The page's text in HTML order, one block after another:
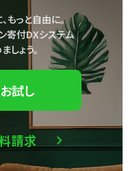
もっと自由に。
寄付DXシステム
しょう。
試し
請求